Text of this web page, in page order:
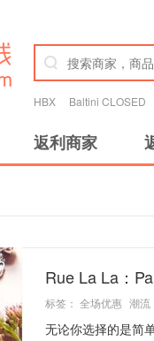
HBX Baltini CLOSED
返利商家
Rue La La：
标签： 全场优惠 潮流
无论你选择的是简